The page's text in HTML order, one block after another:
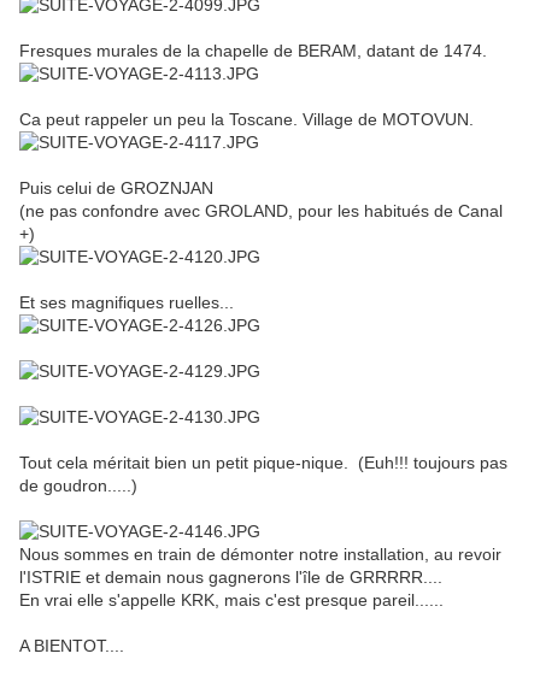
Fresques murales de la chapelle de BERAM, datant de 1474.
Ca peut rappeler un peu la Toscane. Village de MOTOVUN.
Puis celui de GROZNJAN
(ne pas confondre avec GROLAND, pour les habitués de Canal
+)
Et ses magnifiques ruelles...
Tout cela méritait bien un petit pique-nique. (Euh!!! toujours pas
de goudron.....)
Nous sommes en train de démonter notre installation, au revoir
l'ISTRIE et demain nous gagnerons l'île de GRRRRR....
En vrai elle s'appelle KRK, mais c'est presque pareil......
A BIENTOT....